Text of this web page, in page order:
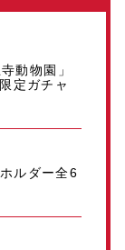
動物園」
定ガチャ
ルダー全6